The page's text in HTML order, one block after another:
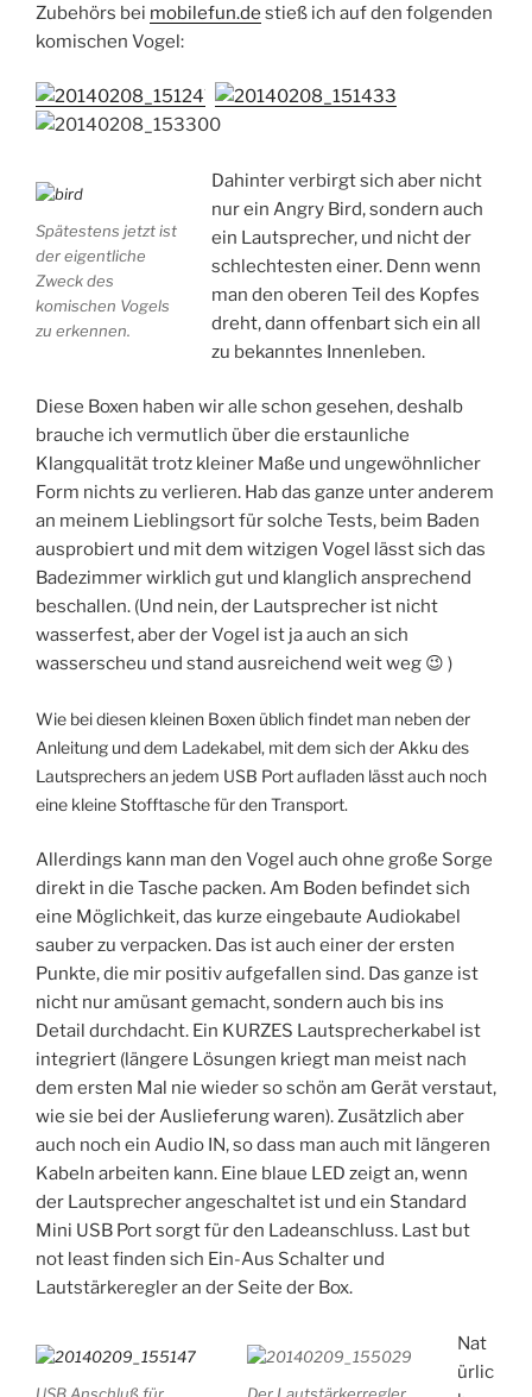
Zubehörs bei mobilefun.de stieß ich auf den folgenden
komischen Vogel:
Spätestens jetzt ist
der eigentliche
Zweck des
komischen Vogels
zu erkennen.
Dahinter verbirgt sich aber nicht
nur ein Angry Bird, sondern auch
ein Lautsprecher, und nicht der
schlechtesten einer. Denn wenn
man den oberen Teil des Kopfes
dreht, dann offenbart sich ein all
zu bekanntes Innenleben.
Diese Boxen haben wir alle schon gesehen, deshalb
brauche ich vermutlich über die erstaunliche
Klangqualität trotz kleiner Maße und ungewöhnlicher
Form nichts zu verlieren. Hab das ganze unter anderem
an meinem Lieblingsort für solche Tests, beim Baden
ausprobiert und mit dem witzigen Vogel lässt sich das
Badezimmer wirklich gut und klanglich ansprechend
beschallen. (Und nein, der Lautsprecher ist nicht
wasserfest, aber der Vogel ist ja auch an sich
wasserscheu und stand ausreichend weit weg 😉 )
Wie bei diesen kleinen Boxen üblich findet man neben der
Anleitung und dem Ladekabel, mit dem sich der Akku des
Lautsprechers an jedem USB Port aufladen lässt auch noch
eine kleine Stofftasche für den Transport.
Allerdings kann man den Vogel auch ohne große Sorge
direkt in die Tasche packen. Am Boden befindet sich
eine Möglichkeit, das kurze eingebaute Audiokabel
sauber zu verpacken. Das ist auch einer der ersten
Punkte, die mir positiv aufgefallen sind. Das ganze ist
nicht nur amüsant gemacht, sondern auch bis ins
Detail durchdacht. Ein KURZES Lautsprecherkabel ist
integriert (längere Lösungen kriegt man meist nach
dem ersten Mal nie wieder so schön am Gerät verstaut,
wie sie bei der Auslieferung waren). Zusätzlich aber
auch noch ein Audio IN, so dass man auch mit längeren
Kabeln arbeiten kann. Eine blaue LED zeigt an, wenn
der Lautsprecher angeschaltet ist und ein Standard
Mini USB Port sorgt für den Ladeanschluss. Last but
not least finden sich Ein-Aus Schalter und
Lautstärkeregler an der Seite der Box.
Nat
ürlic